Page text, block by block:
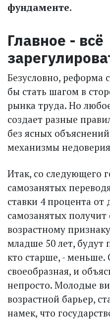
фундаменте.
Главное - всё
Безусловно, реформа
бы стать шагом в
рынка труда. Но
создает разные
без ясных
механизмы
Итак, со следующего
самозанятых
ставки 4 процента от
самозанятых получит
возрастному
младше 50 лет, будут
кто старше, - меньше.
своеобразная, и
непросто. Молодые
возрастной барьер,
намек, что